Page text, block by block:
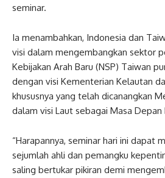
seminar.
Ia menambahkan, Indonesia dan
visi dalam mengembangkan sektor
Kebijakan Arah Baru (NSP) Taiwan
dengan visi Kementerian Kelautan
khususnya yang telah dicanangkan
dalam visi Laut sebagai Masa Depan
“Harapannya, seminar hari ini dapat
sejumlah ahli dan pemangku
saling bertukar pikiran demi